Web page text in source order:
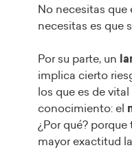
No necesitas
necesitas es que
Por su parte, un
implica cierto
los que es de
conocimiento: el
¿Por qué?
mayor exactitud